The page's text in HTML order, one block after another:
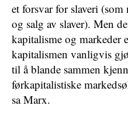
et forsvar for slaveri
og salg av slaver). Men
kapitalisme og markeder
kapitalismen vanligvis
til å blande sammen
førkapitalistiske
sa Marx.